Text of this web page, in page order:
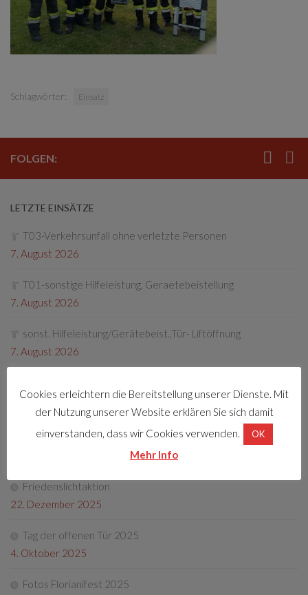
Schlagwörter: Einsatz
FOLGEN:
LETZTE EINSÄTZE
T03-Verkehrsunfall ohne verletzte Personen
7. August 2026
T01-sonstige Hilfeleistung, Geraetebeistellung
7. August 2026
sonst. Hilfeleistung/Gerätebeist.,Tür- Liftöffnung
7. August 2026
LETZTE BEITRÄGE
Florianifest 2026
Friedenslichtaktion
22. Dezember 2025
Tag der offenen Tür 2025
4. Oktober 2025
Fotos Florianifest 2025
Cookies erleichtern die Bereitstellung unserer Dienste. Mit
der Nutzung unserer Website erklären Sie sich damit
einverstanden, dass wir Cookies verwenden.
OK
Mehr Info